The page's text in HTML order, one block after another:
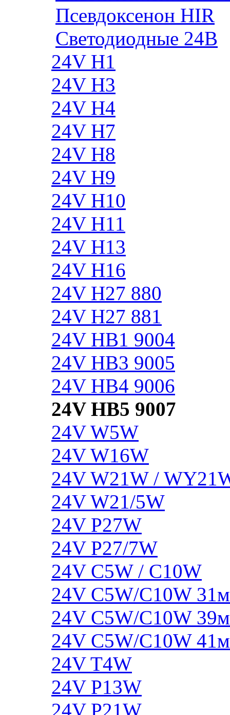
Псевдоксенон HIR
Cветодиодные 24B
24V H1
24V H3
24V H4
24V H7
24V H8
24V H9
24V H10
24V H11
24V H13
24V H16
24V H27 880
24V H27 881
24V HB1 9004
24V HB3 9005
24V HB4 9006
24V HB5 9007
24V W5W
24V W16W
24V W21W /
24V W21/5W
24V P27W
24V P27/7W
24V C5W / C10W
24V C5W/C10W
24V C5W/C10W
24V C5W/C10W
24V T4W
24V P13W
24V P21W